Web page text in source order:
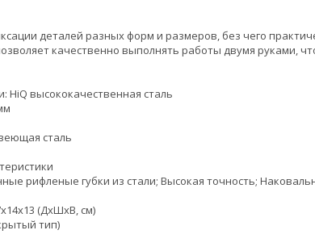
деталей разных форм и размеров, без чего
качественно выполнять работы двумя руками,
HiQ высококачественная сталь
сталь
рифленые губки из стали; Высокая точность;
(ДхШхВ, см)
тип)